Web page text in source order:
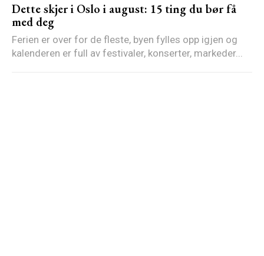
Dette skjer i Oslo i august: 15 ting du bør få
med deg
Ferien er over for de fleste, byen fylles opp igjen og
kalenderen er full av festivaler, konserter, markeder...